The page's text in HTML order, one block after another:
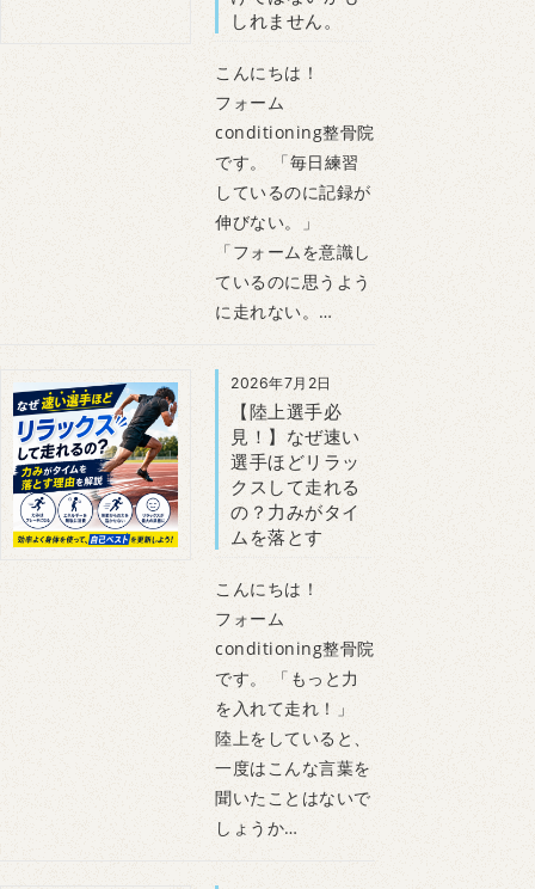
しれません。
こんにちは！
フォーム
conditioning整骨院
です。 「毎日練習
しているのに記録が
伸びない。」
「フォームを意識し
ているのに思うよう
に走れない。…
2026年7月2日
【陸上選手必
見！】なぜ速い
選手ほどリラッ
クスして走れる
の？力みがタイ
ムを落とす
こんにちは！
フォーム
conditioning整骨院
です。 「もっと力
を入れて走れ！」
陸上をしていると、
一度はこんな言葉を
聞いたことはないで
しょうか…